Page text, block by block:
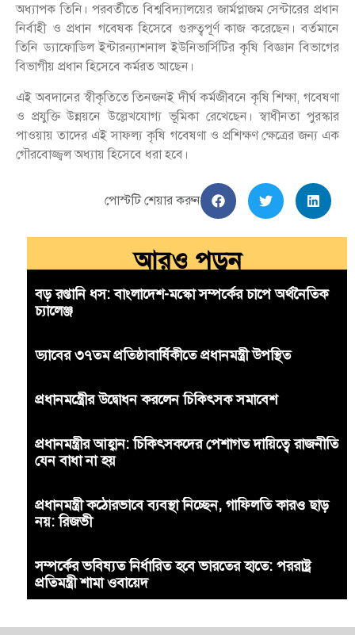
অধ্যাপক তিনি। পরবর্তীতে বিশ্ববিদ্যালয়ের জার্মপ্লাজম সেন্টারের প্রধান
নির্বাহী ও প্রধান গবেষক হিসেবে গুরুত্বপূর্ণ কাজ করেছেন। বর্তমানে
তিনি ড্যাফোডিল ইন্টারন্যাশনাল ইউনিভার্সিটির কৃষি বিজ্ঞান বিভাগের
বিভাগীয় প্রধান হিসেবে কর্মরত আছেন।
এই অবদানের স্বীকৃতিতে তিনজনই দীর্ঘ কর্মজীবনে কৃষি শিক্ষা, গবেষণা
ও প্রযুক্তি উন্নয়নে উল্লেখযোগ্য ভূমিকা রেখেছেন। স্বাধীনতা পুরস্কার
পাওয়ায় তাদের এই সাফল্য কৃষি গবেষণা ও প্রশিক্ষণ ক্ষেত্রের জন্য এক
গৌরবোজ্জ্বল অধ্যায় হিসেবে ধরা হবে।
পোস্টটি শেয়ার করুন
আরও পড়ুন
বড় রপ্তানি ধস: বাংলাদেশ-মস্কো সম্পর্কের চাপে অর্থনৈতিক
চ্যালেঞ্জ
ড্যাবের ৩৭তম প্রতিষ্ঠাবার্ষিকীতে প্রধানমন্ত্রী উপস্থিত
প্রধানমন্ত্রীের উদ্বোধন করলেন চিকিৎসক সমাবেশ
প্রধানমন্ত্রীর আহ্বান: চিকিৎসকদের পেশাগত দায়িত্বে রাজনীতি
যেন বাধা না হয়
প্রধানমন্ত্রী কঠোরভাবে ব্যবস্থা নিচ্ছেন, গাফিলতি কারও ছাড়
নয়: রিজভী
সম্পর্কের ভবিষ্যত নির্ধারিত হবে ভারতের হাতে: পররাষ্ট্র
প্রতিমন্ত্রী শামা ওবায়েদ